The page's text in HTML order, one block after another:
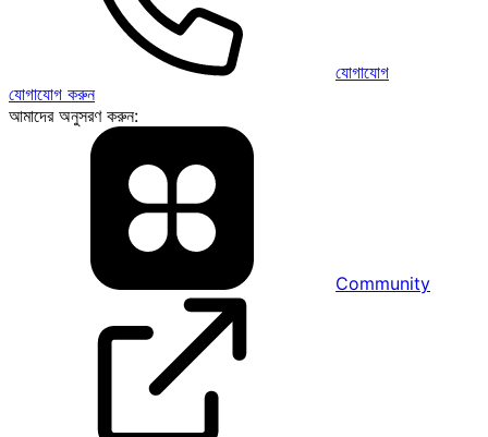
যোগাযোগ
যোগাযোগ করুন
আমাদের অনুসরণ করুন:
Community